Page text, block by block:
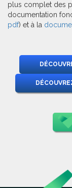
plus complet des
documentation
pdf) et à la